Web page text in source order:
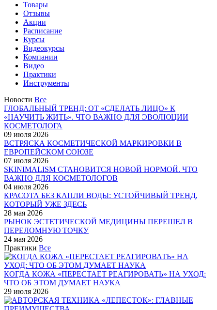
Товары
Отзывы
Акции
Расписание
Курсы
Видеокурсы
Компании
Видео
Практики
Инструменты
Новости Все
ГЛОБАЛЬНЫЙ ТРЕНД: ОТ «СДЕЛАТЬ ЛИЦО» К
«НАУЧИТЬ ЖИТЬ». ЧТО ВАЖНО ДЛЯ ЭВОЛЮЦИИ
КОСМЕТОЛОГА
09 июля 2026
ВСТРЯСКА КОСМЕТИЧЕСКОЙ МАРКИРОВКИ В
ЕВРОПЕЙСКОМ СОЮЗЕ
07 июля 2026
SKINIMALISM СТАНОВИТСЯ НОВОЙ НОРМОЙ. ЧТО
ВАЖНО ДЛЯ КОСМЕТОЛОГОВ
04 июля 2026
КРАСОТА БЕЗ КАПЛИ ВОДЫ: УСТОЙЧИВЫЙ ТРЕНД,
КОТОРЫЙ УЖЕ ЗДЕСЬ
28 мая 2026
РЫНОК ЭСТЕТИЧЕСКОЙ МЕДИЦИНЫ ПЕРЕШЕЛ В
ПЕРЕЛОМНУЮ ТОЧКУ
24 мая 2026
Практики Все
КОГДА КОЖА «ПЕРЕСТАЕТ РЕАГИРОВАТЬ» НА УХОД:
ЧТО ОБ ЭТОМ ДУМАЕТ НАУКА
29 июля 2026